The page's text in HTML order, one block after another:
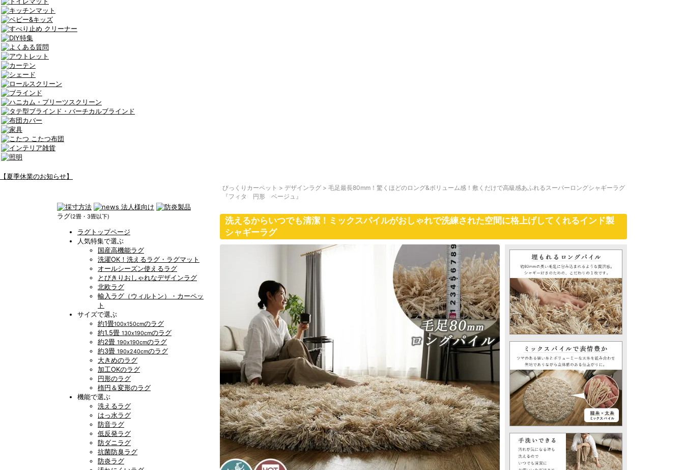
【夏季休業のお知らせ】
ラグ(2畳・3畳以下)
ラグトップページ
人気特集で選ぶ
国産高機能ラグ
洗濯OK！洗えるラグ・ラグマット
オールシーズン使えるラグ
とびきりおしゃれなデザインラグ
北欧ラグ
輸入ラグ（ウィルトン）・カーペッ
ト
サイズで選ぶ
約1畳100x150cmのラグ
約1.5畳 130x190cmのラグ
約2畳 190x190cmのラグ
約3畳 190x240cmのラグ
大きめのラグ
加工OKのラグ
円形のラグ
楕円＆変形のラグ
機能で選ぶ
洗えるラグ
はっ水ラグ
防音ラグ
低反発ラグ
防ダニラグ
抗菌防臭ラグ
防炎ラグ
びっくりカーペット > デザインラグ > 毛足最長80mm！驚くほどのロング&ボリューム感！敷くだけで高級感あふれるスーパーロングシャギーラグ
『フィタ 円形 ベージュ』
洗えるからいつでも清潔！ミックスパイルがおしゃれで洗練された空間に格上げしてくれるインド製
シャギーラグ